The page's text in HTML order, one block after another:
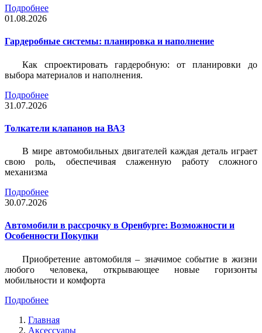
Подробнее
01.08.2026
Гардеробные системы: планировка и наполнение
Как спроектировать гардеробную: от планировки до
выбора материалов и наполнения.
Подробнее
31.07.2026
Толкатели клапанов на ВАЗ
В мире автомобильных двигателей каждая деталь играет
свою роль, обеспечивая слаженную работу сложного
механизма
Подробнее
30.07.2026
Автомобили в рассрочку в Оренбурге: Возможности и
Особенности Покупки
Приобретение автомобиля – значимое событие в жизни
любого человека, открывающее новые горизонты
мобильности и комфорта
Подробнее
Главная
Аксессуары